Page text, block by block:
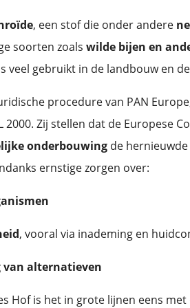
, een stof die onder andere
soorten zoals wilde bijen en
veel gebruikt in de landbouw en
procedure van PAN
Zij stellen dat de Europese
onderbouwing de
ernstige zorgen over:
, vooral via inademing en
van alternatieven
Hof is het in grote lijnen eens met